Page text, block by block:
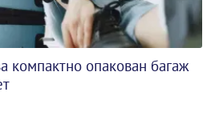
компактно опакован багаж